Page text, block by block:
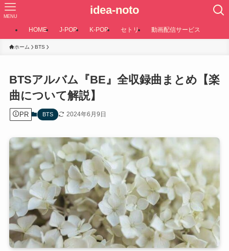
idea-noto
MENU
HOME J-POP K-POP セトリ 動画配信サービス
ホーム BTS
BTSアルバム『BE』全収録曲まとめ【楽
曲について解説】
PR BTS 2024年6月9日